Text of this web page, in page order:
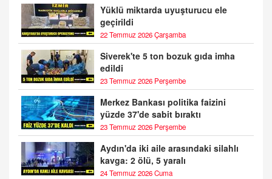
Yüklü miktarda uyuşturucu ele
geçirildi
22 Temmuz 2026 Çarşamba
Siverek'te 5 ton bozuk gıda imha
edildi
23 Temmuz 2026 Perşembe
Merkez Bankası politika faizini
yüzde 37'de sabit bıraktı
23 Temmuz 2026 Perşembe
Aydın'da iki aile arasındaki silahlı
kavga: 2 ölü, 5 yaralı
24 Temmuz 2026 Cuma